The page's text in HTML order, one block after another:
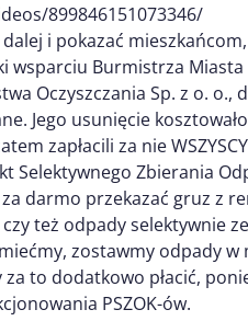
899846151073346/
i pokazać mieszkańcom,
wsparciu Burmistrza
Oczyszczania Sp. z o. o.,
Jego usunięcie kosztowało
zapłacili za nie WSZYSCY
Selektywnego Zbierania
darmo przekazać gruz z
też odpady selektywnie
zostawmy odpady w
to dodatkowo płacić,
PSZOK-ów.